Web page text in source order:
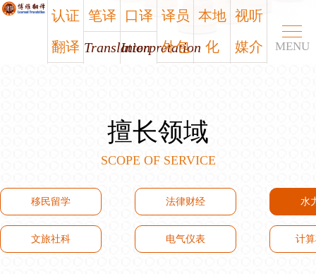
认证
翻译
笔译
Translation
口译
Interpretation
译员
外包
外包
本地
化
化
视听
媒介
MENU
擅长领域
SCOPE OF SERVICE
移民留学 法律财经 水
文旅社科 电气仪表 计